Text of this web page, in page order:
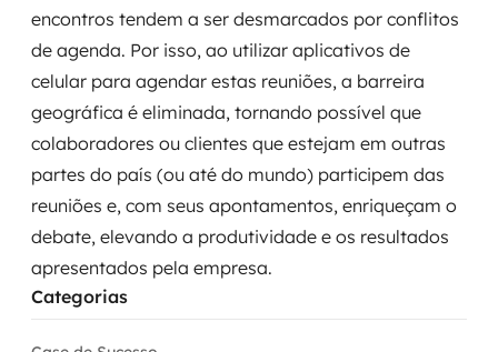
encontros tendem a ser desmarcados por conflitos
de agenda. Por isso, ao utilizar aplicativos de
celular para agendar estas reuniões, a barreira
geográfica é eliminada, tornando possível que
colaboradores ou clientes que estejam em outras
partes do país (ou até do mundo) participem das
reuniões e, com seus apontamentos, enriqueçam o
debate, elevando a produtividade e os resultados
apresentados pela empresa.
Categorias